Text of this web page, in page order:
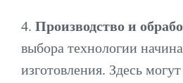
4. Производство и
выбора технологии
изготовления. Здесь